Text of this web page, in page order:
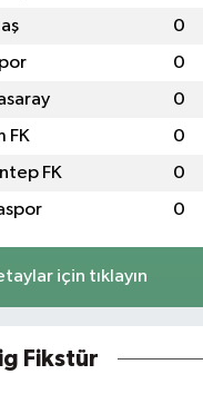
0
0
0
FK 0
FK 0
0
için tıklayın
Fikstür